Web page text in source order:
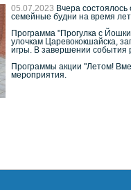
05.07.2023 Вчера
семейные будни на время
Программа "Прогулка с
улочкам Царевококшайска,
игры. В завершении события
Программы акции "Летом!
мероприятия.